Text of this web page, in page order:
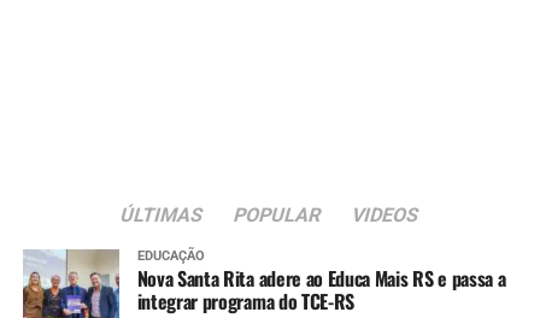
ÚLTIMAS POPULAR VIDEOS
EDUCAÇÃO
Nova Santa Rita adere ao Educa Mais RS e passa a
integrar programa do TCE-RS